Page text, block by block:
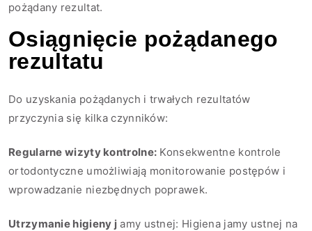
pożądany rezultat.
Osiągnięcie pożądanego
rezultatu
Do uzyskania pożądanych i trwałych rezultatów
przyczynia się kilka czynników:
Regularne wizyty kontrolne: Konsekwentne kontrole
ortodontyczne umożliwiają monitorowanie postępów i
wprowadzanie niezbędnych poprawek.
Utrzymanie higieny j amy ustnej: Higiena jamy ustnej na